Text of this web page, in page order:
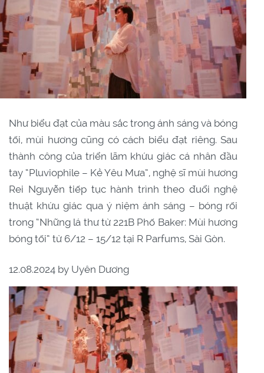
Như biểu đạt của màu sắc trong ánh sáng và bóng
tối, mùi hương cũng có cách biểu đạt riêng. Sau
thành công của triển lãm khứu giác cá nhân đầu
tay “Pluviophile – Kẻ Yêu Mưa”, nghệ sĩ mùi hương
Rei Nguyễn tiếp tục hành trình theo đuổi nghệ
thuật khứu giác qua ý niệm ánh sáng – bóng rối
trong “Những lá thư từ 221B Phố Baker: Mùi hương
bóng tối” từ 6/12 – 15/12 tại R Parfums, Sài Gòn.
12.08.2024 by Uyên Dương